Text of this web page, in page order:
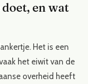
en wat
Het is een
het eiwit van de
overheid heeft